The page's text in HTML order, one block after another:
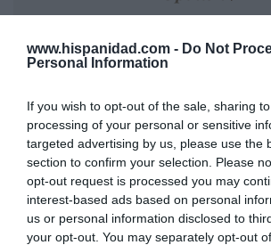
www.hispanidad.com - Do Not
Personal Information
If you wish to opt-out of the sale, sharing
processing of your personal or sensitive
targeted advertising by us, please use the
section to confirm your selection. Please
opt-out request is processed you may
interest-based ads based on personal
us or personal information disclosed to
your opt-out. You may separately opt-out
por Eulogio López